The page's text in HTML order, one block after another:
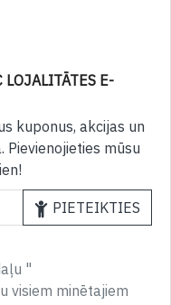
LOJALITĀTES E-
kuponus, akcijas un
Pievienojieties mūsu
PIETEIKTIES
"
visiem minētajiem